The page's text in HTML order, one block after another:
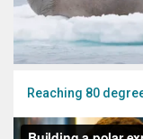
Reaching 80